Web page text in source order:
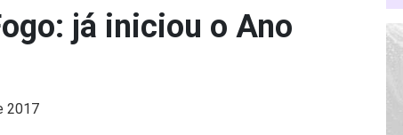
já iniciou o Ano
2017